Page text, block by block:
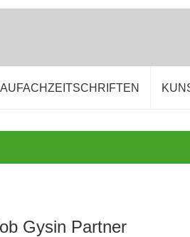
Gysin Partner